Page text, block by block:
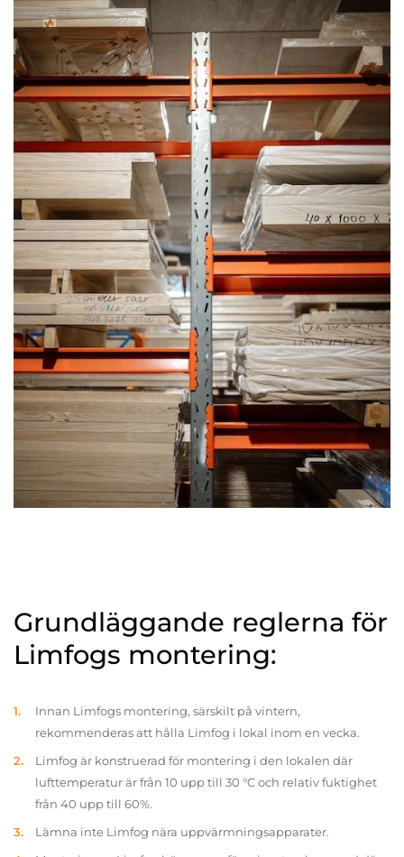
Grundläggande reglerna för
Limfogs montering:
Innan Limfogs montering, särskilt på vintern,
rekommenderas att hålla Limfog i lokal inom en vecka.
Limfog är konstruerad för montering i den lokalen där
lufttemperatur är från 10 upp till 30 °C och relativ fuktighet
från 40 upp till 60%.
Lämna inte Limfog nära uppvärmningsapparater.